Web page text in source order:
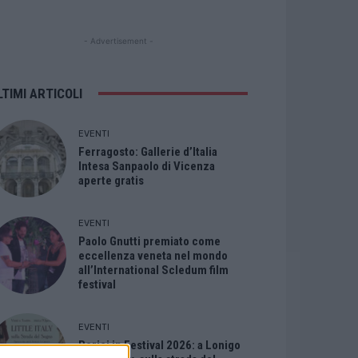
- Advertisement -
ARTICOLI
EVENTI
Ferragosto: Gallerie d’Italia
Intesa Sanpaolo di Vicenza
aperte gratis
EVENTI
Paolo Gnutti premiato come
eccellenza veneta nel mondo
all’International Scledum film
festival
EVENTI
Berici in Festival 2026: a Lonigo